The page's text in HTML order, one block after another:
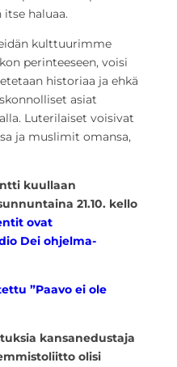
itse haluaa.
kulttuurimme
perinteeseen, voisi
historiaa ja ehkä
asiat
Luterilaiset voisivat
ja muslimit omansa,
kuullaan
21.10. kello
ovat
Dei ohjelma-
”Paavo ei ole
kansanedustaja
olisi